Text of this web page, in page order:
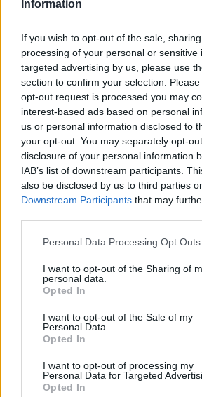
Information
If you wish to opt-out of the sale,
processing of your personal or sensitive
targeted advertising by us, please use
section to confirm your selection.
opt-out request is processed you may
interest-based ads based on personal
us or personal information disclosed to
your opt-out. You may separately opt-
disclosure of your personal information
IAB’s list of downstream participants.
also be disclosed by us to third parties
Downstream Participants that may
Personal Data Processing Opt Outs
I want to opt-out of the Sharing of
personal data.
Opted In
I want to opt-out of the Sale of my
Personal Data.
Opted In
I want to opt-out of processing my
Personal Data for Targeted
Opted In